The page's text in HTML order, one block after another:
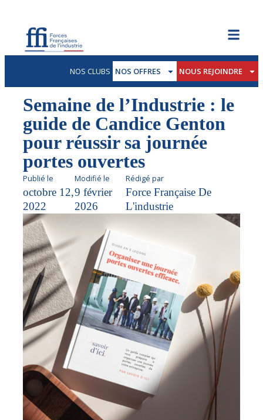
NOS CLUBS NOS OFFRES NOUS REJOINDRE
Semaine de l’Industrie : le
guide de Candice Genton
pour réussir sa journée
portes ouvertes
Publié le
octobre 12,
2022
Modifié le
9 février
2026
Rédigé par
Force Française De
L'industrie